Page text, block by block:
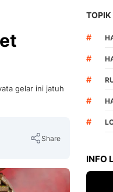
gelar ini jatuh
Share
TOPIK
#
#
#
#
#
INFO